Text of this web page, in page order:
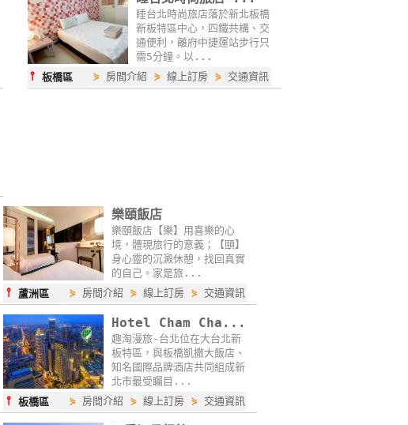
睡台北時尚旅店落於新北板橋
新板特區中心，四鐵共構、交
通便利，離府中捷運站步行只
需5分鐘。以...
⫯板橋區 ⋟ 房間介紹 ⋟線上訂房 ⋟ 交通資訊
樂頤飯店
樂頤飯店【樂】用喜樂的心
境，體現旅行的意義；【頤】
身心靈的沉澱休憩，找回真實
的自己。家是旅...
⫯ 蘆洲區 ⋟ 房間介紹 ⋟ 線上訂房 ⋟ 交通資訊
Hotel Cham Cha...
趣淘漫旅-台北位在大台北新
板特區，與板橋凱撒大飯店、
知名國際品牌酒店共同組成新
北市最受矚目...
⫯ 板橋區 ⋟ 房間介紹 ⋟ 線上訂房 ⋟ 交通資訊